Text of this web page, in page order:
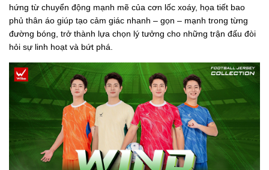
hứng từ chuyển động mạnh mẽ của cơn lốc xoáy, họa tiết bao
phủ thân áo giúp tạo cảm giác nhanh – gọn – mạnh trong từng
đường bóng, trở thành lựa chọn lý tưởng cho những trận đấu đòi
hỏi sự linh hoạt và bứt phá.